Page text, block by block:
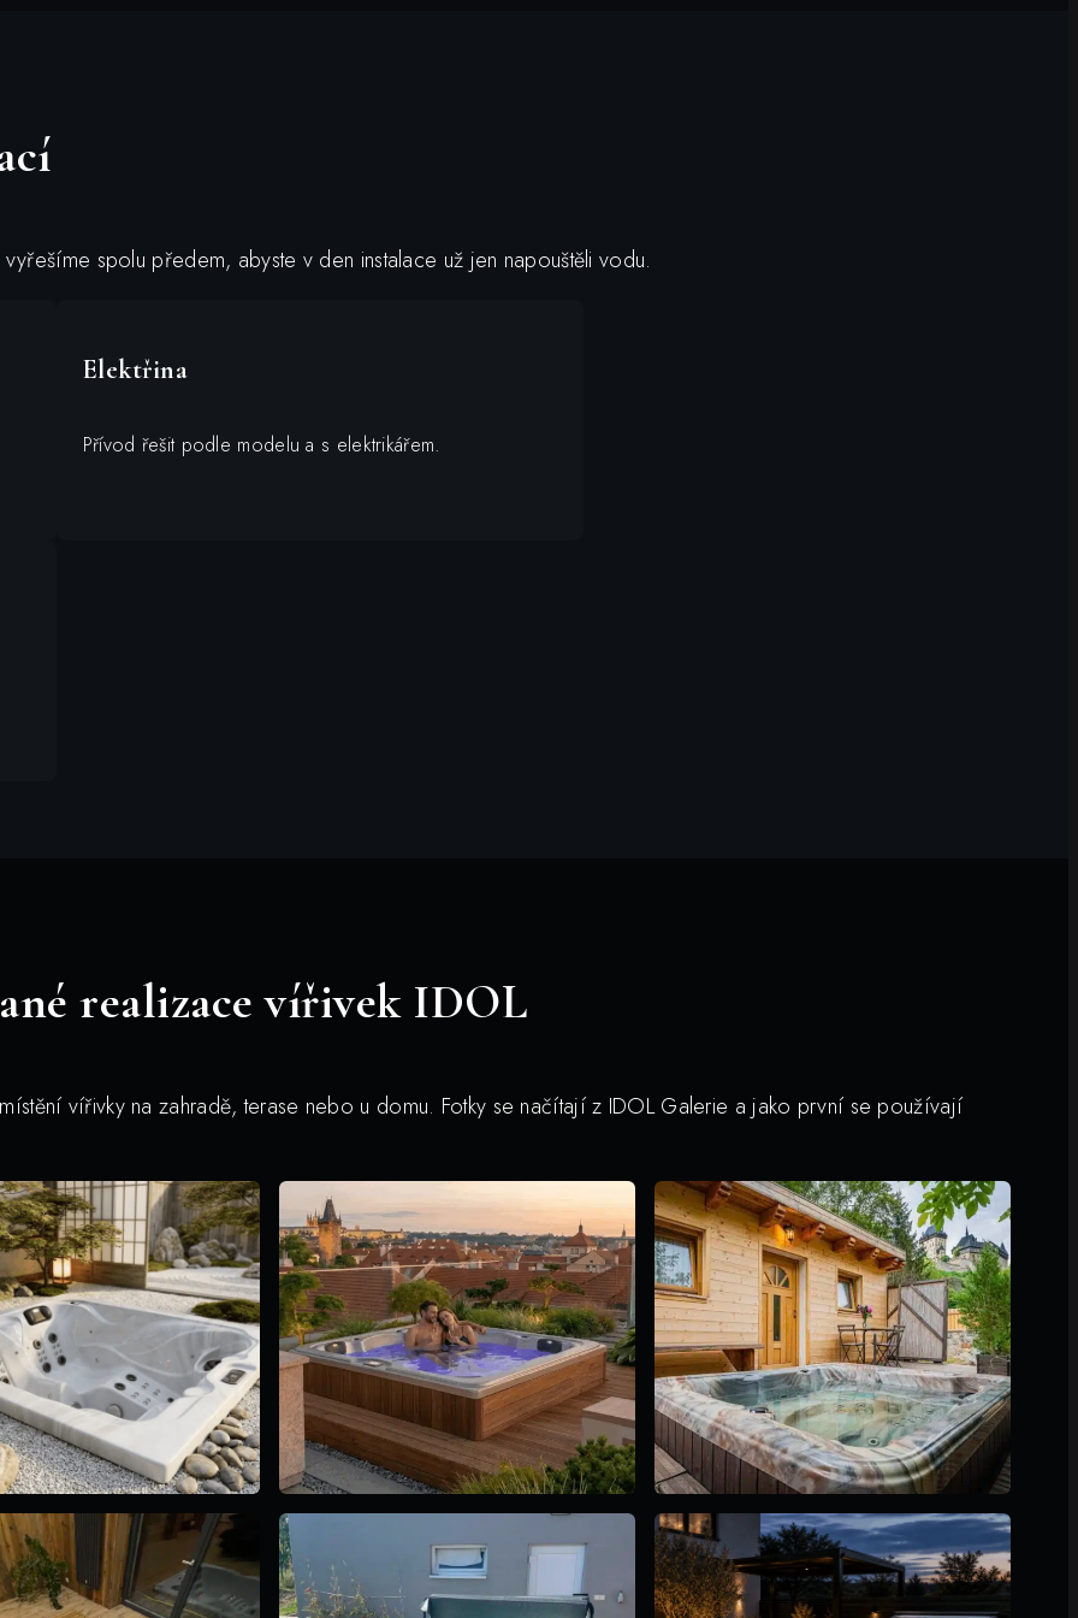
spolu předem, abyste v den instalace už jen napouštěli vodu.
Elektřina
Přívod řešit podle modelu a s elektrikářem.
realizace vířivek IDOL
vířivky na zahradě, terase nebo u domu. Fotky se načítají z IDOL Galerie a jako první se používají